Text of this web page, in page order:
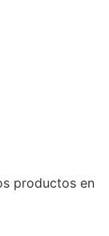
productos en